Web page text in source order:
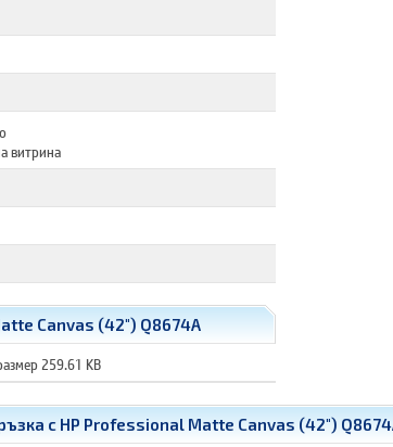
витрина
Canvas (42") Q8674A
259.61 KB
с HP Professional Matte Canvas (42")